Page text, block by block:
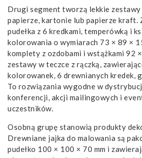
Drugi segment tworzą lekkie
papierze, kartonie lub papierze kraft.
pudełka z 6 kredkami, temperówką i
kolorowania o wymiarach 73 × 89 ×
komplety z ozdobami i wstążkami 92
zestawy w teczce z rączką,
kolorowanek, 6 drewnianych kredek,
To rozwiązania wygodne w
konferencji, akcji mailingowych i
uczestników.
Osobną grupę stanowią produkty
Drewniane jajka do malowania są
pudełko 100 × 100 × 70 mm i